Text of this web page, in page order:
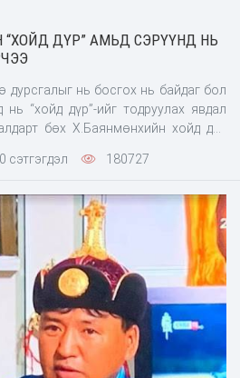
ДҮР” АМЬД СЭРҮҮНД НЬ
нь “хойд дүр”-ийг тодруулах явдал
бөх Х.Баянмөнхийн хойд дүр
нь их аваргатай царай зүс, бие
өнгө
0 сэтгэгдэл 180727